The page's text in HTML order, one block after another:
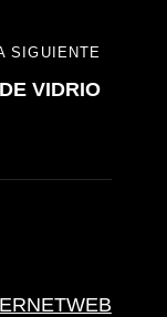
SIGUIENTE
VIDRIO